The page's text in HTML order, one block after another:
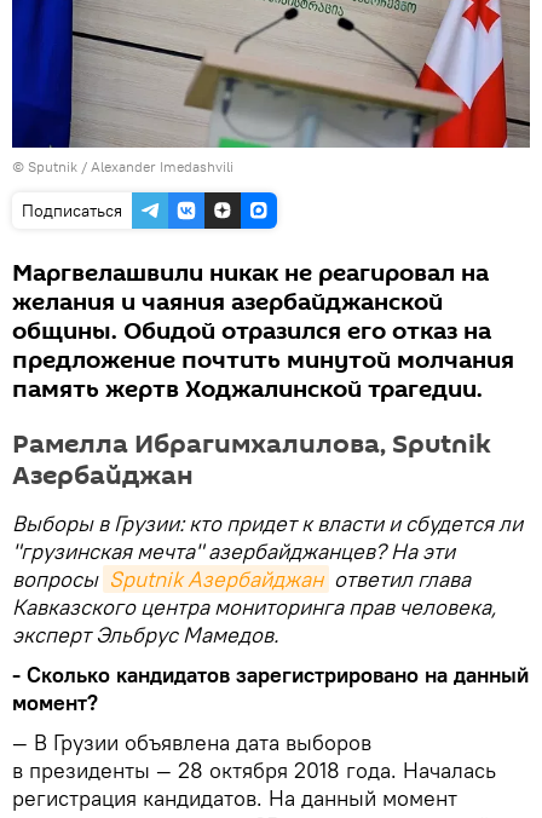
© Sputnik / Alexander Imedashvili
Подписаться
Маргвелашвили никак не реагировал на
желания и чаяния азербайджанской
общины. Обидой отразился его отказ на
предложение почтить минутой молчания
память жертв Ходжалинской трагедии.
Рамелла Ибрагимхалилова, Sputnik
Азербайджан
Выборы в Грузии: кто придет к власти и сбудется ли
"грузинская мечта" азербайджанцев? На эти
вопросы Sputnik Азербайджан ответил глава
Кавказского центра мониторинга прав человека,
эксперт Эльбрус Мамедов.
- Сколько кандидатов зарегистрировано на данный
момент?
— В Грузии объявлена дата выборов
в президенты — 28 октября 2018 года. Началась
регистрация кандидатов. На данный момент